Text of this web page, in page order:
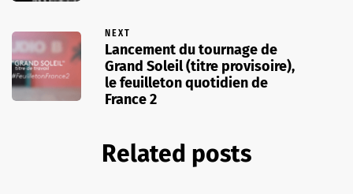
NEXT
Lancement du tournage de
Grand Soleil (titre provisoire),
le feuilleton quotidien de
France 2
Related posts